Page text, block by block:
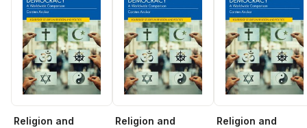
Religion and
Religion and
Religion and